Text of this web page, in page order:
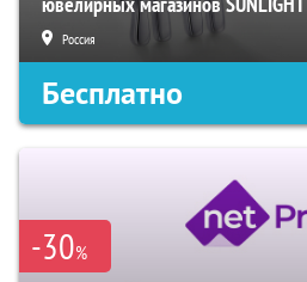
Россия
Бесплатно
-30%